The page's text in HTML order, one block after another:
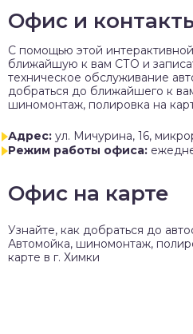
Офис и
C помощью этой
ближайшую к вам СТО и
техническое обслуживание
добраться до ближайшего к
шиномонтаж, полировка на
Адрес: ул. Мичурина, 16,
Режим работы офиса:
Офис на карте
Узнайте, как добраться до
Автомойка, шиномонтаж,
карте в г. Химки